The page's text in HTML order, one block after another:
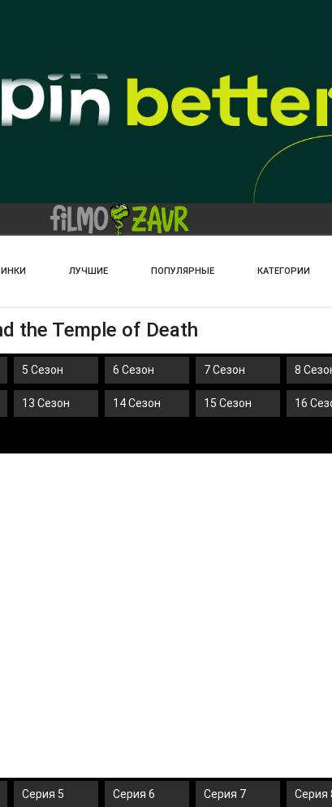
ЛУЧШИЕ ПОПУЛЯРНЫЕ КАТЕГОРИИ
the Temple of Death
5 Сезон 6 Сезон 7 Сезон 8
13 Сезон 14 Сезон 15 Сезон 16
Серия 5 Серия 6 Серия 7 Серия